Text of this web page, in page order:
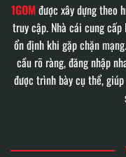
1GOMđược xây dựng theo
truy cập. Nhà cái cung
ổn định khi gặp chặn
cầu rõ ràng, đăng nhập
được trình bày cụ thể,